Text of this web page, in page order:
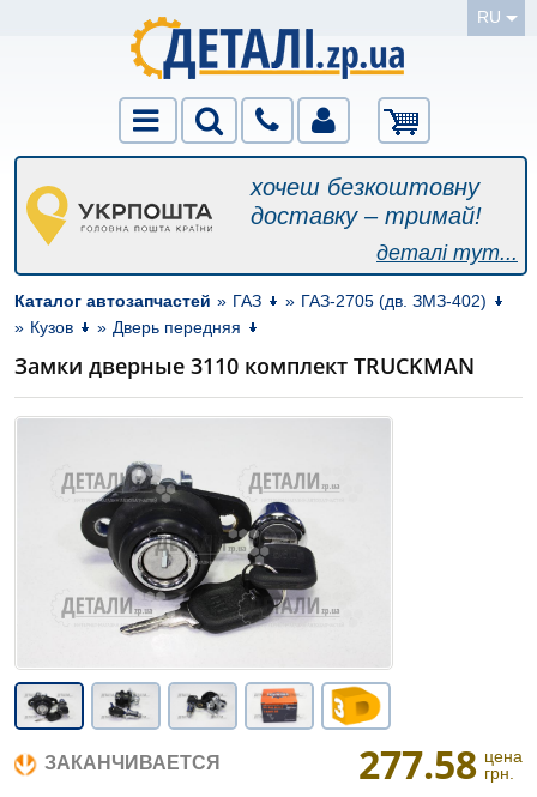
RU
хочеш безкоштовну
доставку – тримай!
деталі тут...
Каталог автозапчастей » ГАЗ » ГАЗ-2705 (дв. ЗМЗ-402)
» Кузов » Дверь передняя
Замки дверные 3110 комплект TRUСKMAN
ЗАКАНЧИВАЕТСЯ 277.58 цена
грн.